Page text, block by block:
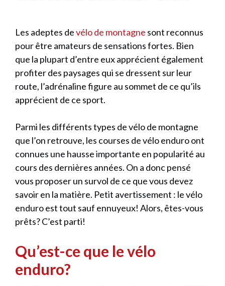
Les adeptes devélo de montagne sont reconnus
pour être amateurs de sensations fortes. Bien
que la plupart d’entre eux apprécient également
profiter des paysages qui se dressent sur leur
route, l’adrénaline figure au sommet de ce qu’ils
apprécient de ce sport.
Parmi les différents types de vélo de montagne
que l’on retrouve, les courses de vélo enduro ont
connues une hausse importante en popularité au
cours des dernières années. On a donc pensé
vous proposer un survol de ce que vous devez
savoir en la matière. Petit avertissement : le vélo
enduro est tout sauf ennuyeux! Alors, êtes-vous
prêts? C’est parti!
Qu’est-ce que le vélo
enduro?